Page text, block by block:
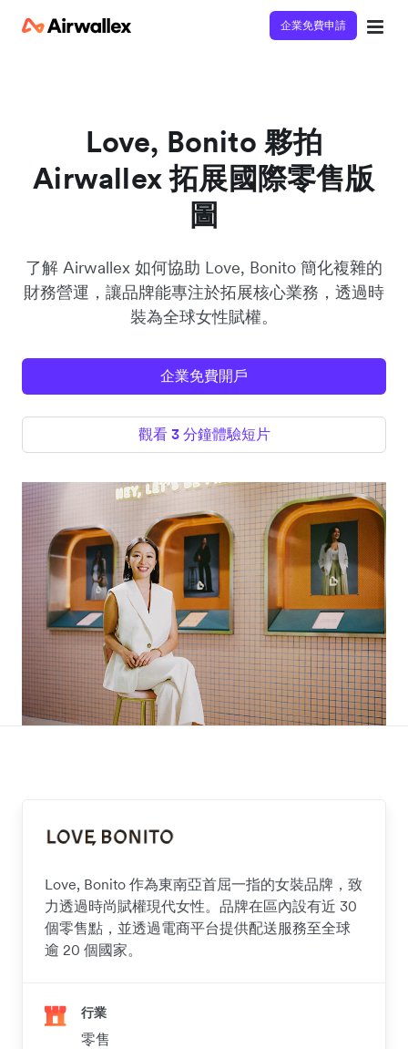
企業免費申請
Love, Bonito 夥拍
Airwallex 拓展國際零售版
圖
了解 Airwallex 如何協助 Love, Bonito 簡化複雜的
財務營運，讓品牌能專注於拓展核心業務，透過時
裝為全球女性賦權。
企業免費開戶
觀看 3 分鐘體驗短片
Love, Bonito 作為東南亞首屈一指的女裝品牌，致
力透過時尚賦權現代女性。品牌在區內設有近 30
個零售點，並透過電商平台提供配送服務至全球
逾 20 個國家。
行業
零售